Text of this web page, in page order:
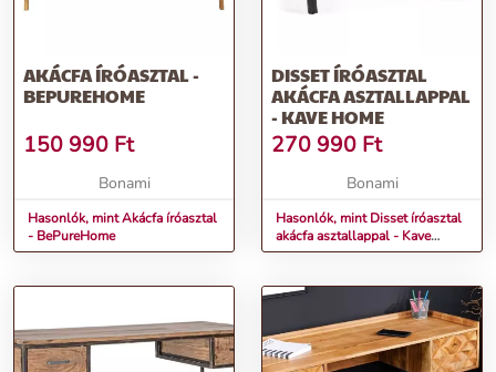
AKÁCFA ÍRÓASZTAL -
BEPUREHOME
150 990 Ft
Bonami
Hasonlók, mint Akácfa íróasztal
- BePureHome
DISSET ÍRÓASZTAL
AKÁCFA ASZTALLAPPAL
- KAVE HOME
270 990 Ft
Bonami
Hasonlók, mint Disset íróasztal
akácfa asztallappal - Kave
Home